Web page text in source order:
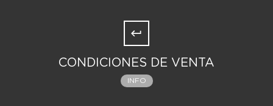
CONDICIONES DE VENTA
INFO